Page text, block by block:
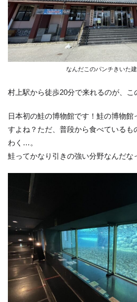
なんだこのパンチきいた
村上駅から徒歩20分で来れるのが、こ
日本初の鮭の博物館です！鮭の博物館
すよね？ただ、普段から食べているも
わく…。
鮭ってかなり引きの強い分野なんだな